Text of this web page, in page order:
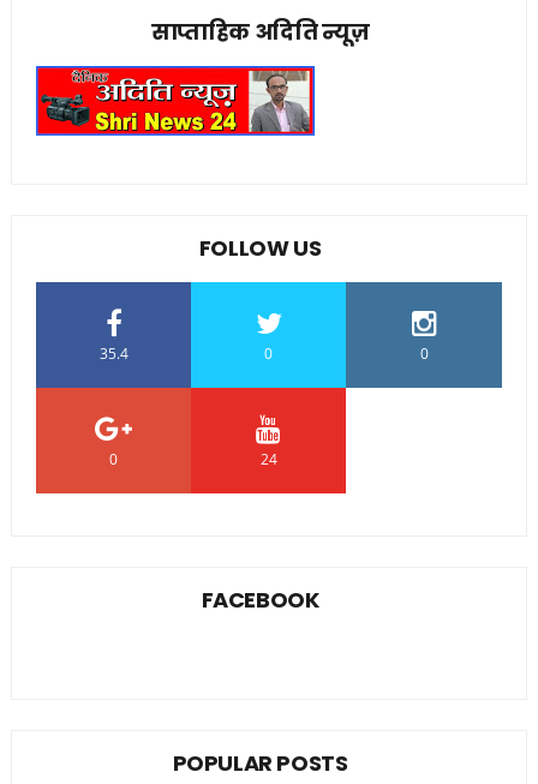
साप्ताहिक अदिति न्यूज़
FOLLOW US
35.4 0 0
0 24
FACEBOOK
POPULAR POSTS